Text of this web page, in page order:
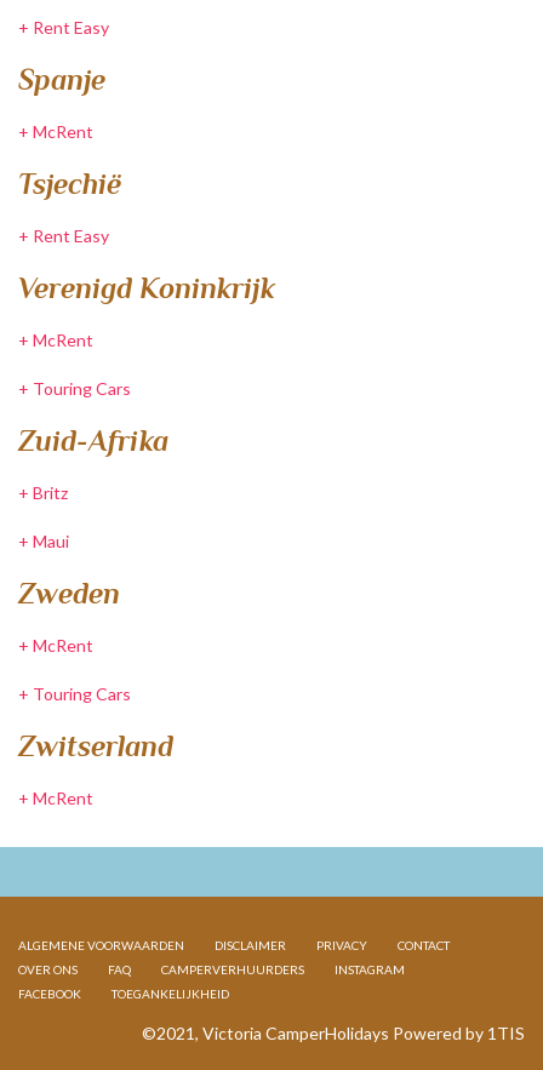
+ Rent Easy
Spanje
+ McRent
Tsjechië
+ Rent Easy
Verenigd Koninkrijk
+ McRent
+ Touring Cars
Zuid-Afrika
+ Britz
+ Maui
Zweden
+ McRent
+ Touring Cars
Zwitserland
+ McRent
ALGEMENE VOORWAARDEN DISCLAIMER PRIVACY
CONTACT
OVER ONS
FAQ CAMPERVERHUURDERS
INSTAGRAM
FACEBOOK
TOEGANKELIJKHEID
©2021, Victoria CamperHolidays Powered by 1TIS